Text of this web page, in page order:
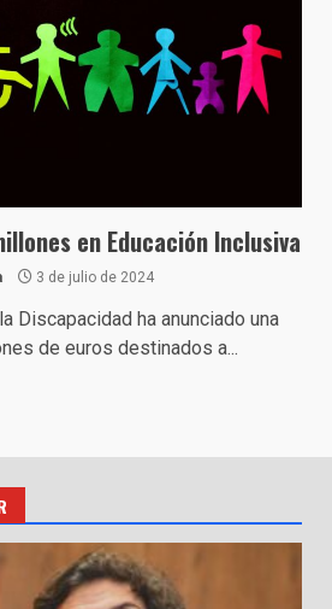
en Educación Inclusiva
3 de julio de 2024
Discapacidad ha anunciado una
de euros destinados a...